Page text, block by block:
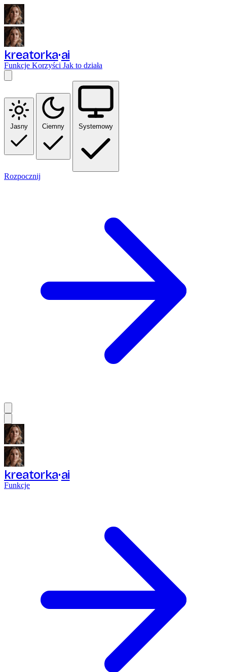
kreatorka ai
Funkcje Korzyści Jak to działa
Jasny Ciemny Systemowy
Rozpocznij
kreatorka ai
Funkcje